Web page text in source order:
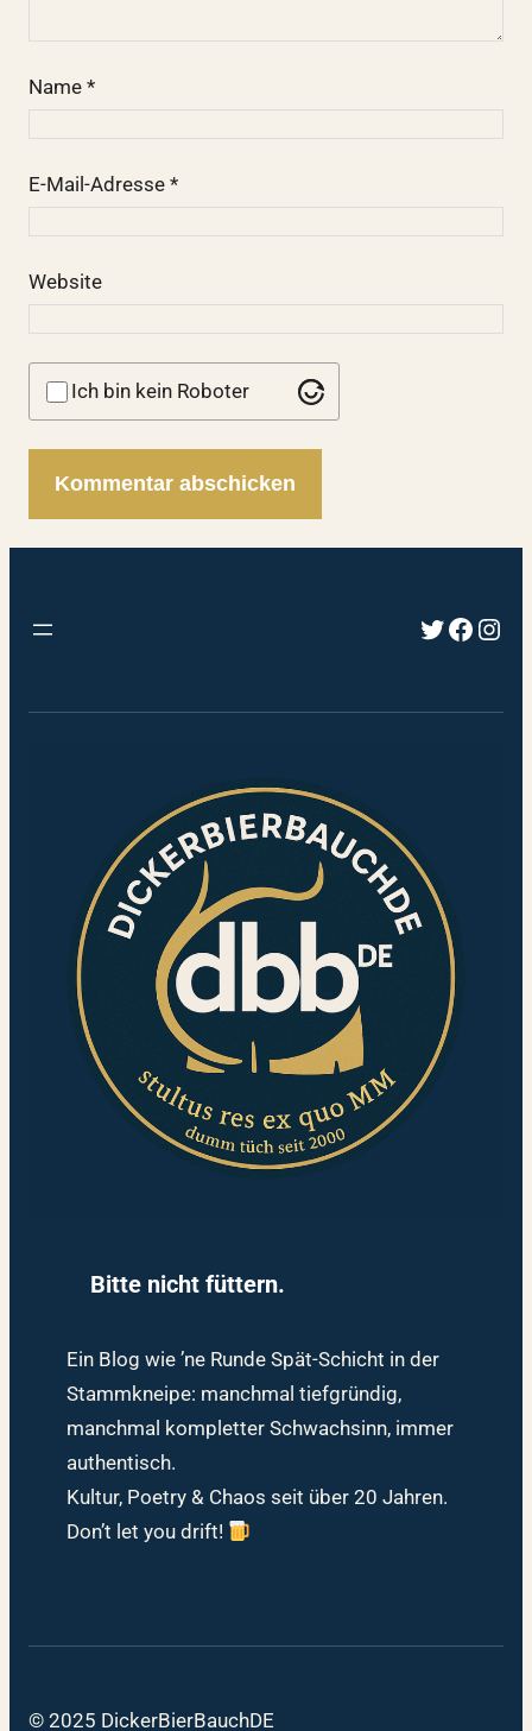
Name *
E-Mail-Adresse *
Website
Ich bin kein Roboter
Twitter
Bitte nicht füttern.
Ein Blog wie ’ne Runde Spät-Schicht in der
Stammkneipe: manchmal tiefgründig,
manchmal kompletter Schwachsinn, immer
authentisch.
Kultur, Poetry & Chaos seit über 20 Jahren.
Don’t let you drift!
© 2025 DickerBierBauchDE